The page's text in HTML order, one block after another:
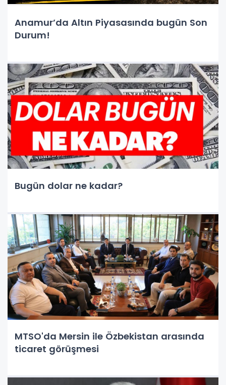
Anamur’da Altın Piyasasında bugün Son
Durum!
Bugün dolar ne kadar?
MTSO'da Mersin ile Özbekistan arasında
ticaret görüşmesi